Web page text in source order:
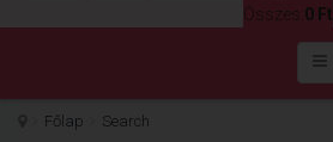
Összes: 0 Ft
Főlap Search